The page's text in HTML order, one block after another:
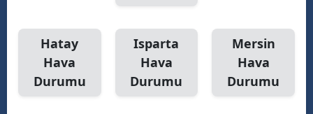
Hatay
Hava
Durumu
Isparta
Hava
Durumu
Mersin
Hava
Durumu